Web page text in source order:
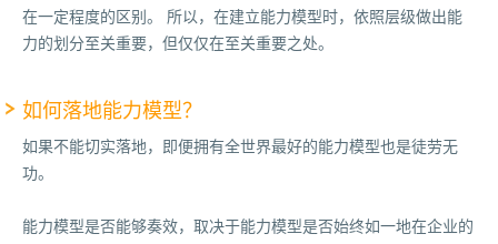
在一定程度的区别。 所以，在建立能力模型时，依照层级做出能
力的划分至关重要，但仅仅在至关重要之处。
如何落地能力模型？
如果不能切实落地，即便拥有全世界最好的能力模型也是徒劳无
功。
能力模型是否能够奏效，取决于能力模型是否始终如一地在企业的